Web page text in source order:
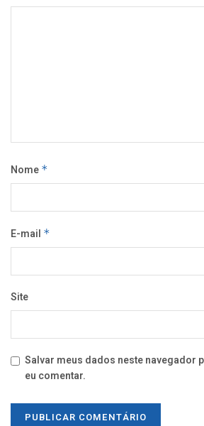
Nome *
E-mail *
Site
Salvar meus dados neste navegador
eu comentar.